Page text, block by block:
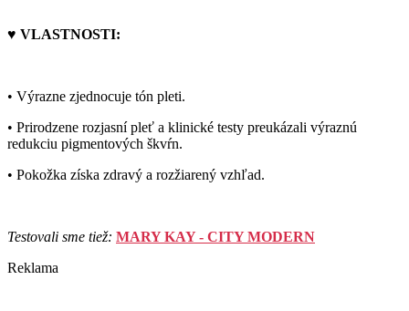
♥ VLASTNOSTI:
• Výrazne zjednocuje tón pleti.
• Prirodzene rozjasní pleť a klinické testy preukázali výraznú
redukciu pigmentových škvŕn.
• Pokožka získa zdravý a rozžiarený vzhľad.
Testovali sme tiež: MARY KAY - CITY MODERN
Reklama